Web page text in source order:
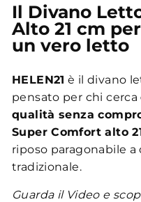
Il Divano
Alto 21 cm
un vero letto
HELEN21 è il divano
pensato per chi cerca
qualità senza
Super Comfort alto
riposo paragonabile
tradizionale.
Guarda il Video e